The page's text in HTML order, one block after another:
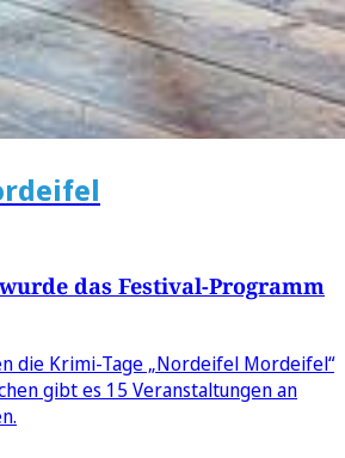
das Festival-Programm
die Krimi-Tage „Nordeifel Mordeifel“
gibt es 15 Veranstaltungen an